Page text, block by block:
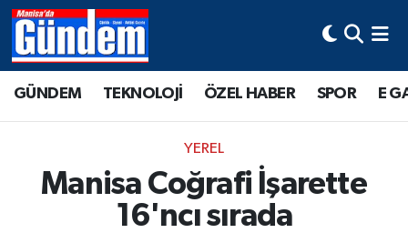
GÜNDEM TEKNOLOJİ ÖZEL HABER SPOR E
YEREL
Manisa Coğrafi İşarette
16'ncı sırada
Manisa Hava Durumu
Süper Lig Puan Durumu ve Fikstür
Tüm Manşetler